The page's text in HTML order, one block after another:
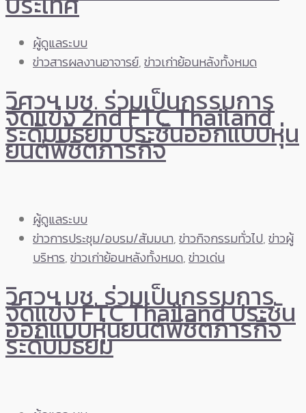
ผู้ดูแลระบบ
ข่าวสารผลงานอาจารย์,ข่าวเก่าย้อนหลังทั้งหมด
วิศวฯ มช. ร่วมเป็นกรรมการ
จัดแข่ง 2nd FTC Thailand
ระดับมัธยม ประชันออกแบบหุ่น
ยนต์พิชิตภารกิจ
ผู้ดูแลระบบ
ข่าวการประชุม/อบรม/สัมมนา,ข่าวกิจกรรมทั่วไป,ข่าวผู้
บริหาร,ข่าวเก่าย้อนหลังทั้งหมด,ข่าวเด่น
วิศวฯ มช. ร่วมเป็นกรรมการ
จัดแข่ง FTC Thailand ประชัน
ออกแบบหุ่นยนต์พิชิตภารกิจ
ระดับมัธยม